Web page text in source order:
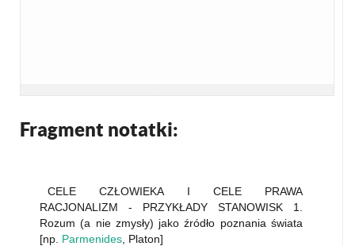
Fragment notatki:
CELE CZŁOWIEKA I CELE PRAWA
RACJONALIZM - PRZYKŁADY STANOWISK 1.
Rozum (a nie zmysły) jako źródło poznania świata
[np. Parmenides , Platon]